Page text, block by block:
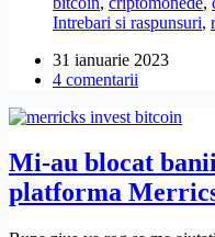
manipulare
phishing,
am
bani
persoane
si
catre
Intrebari si raspunsuri,
31 ianuarie 2023
4 comentarii
Mi-au blocat
platforma